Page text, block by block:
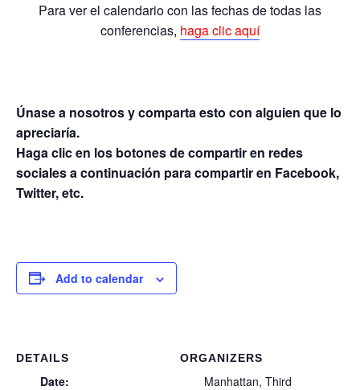
Para ver el calendario con las fechas de todas las
conferencias, haga clic aquí
Únase a nosotros y comparta esto con alguien que lo
apreciaría.
Haga clic en los botones de compartir en redes
sociales a continuación para compartir en Facebook,
Twitter, etc.
Add to calendar
DETAILS
Date:
ORGANIZERS
Manhattan, Third